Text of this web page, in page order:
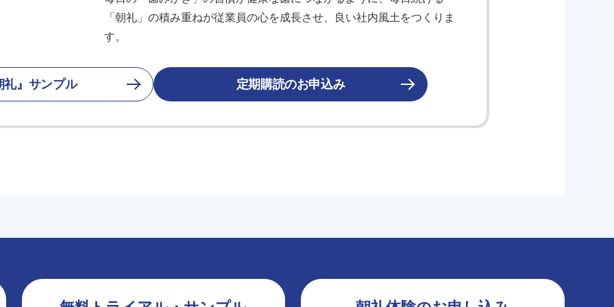
「朝礼」の積み重ねが従業員の心を成長させ、良い社内風土をつくりま
す。
礼』サンプル 定期購読のお申込み